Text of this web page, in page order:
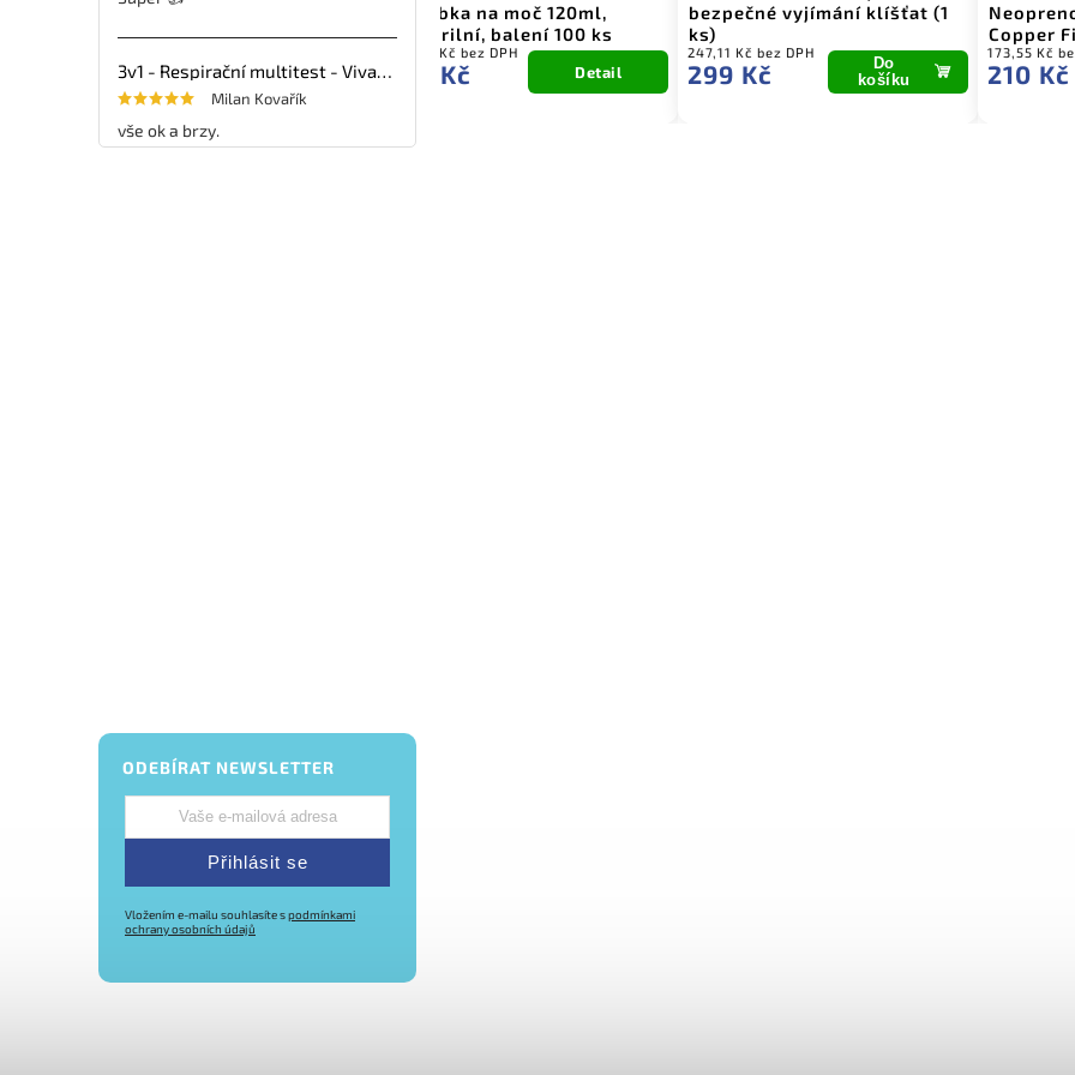
Milan Kovařík
vše ok a brzy.
ODEBÍRAT NEWSLETTER
Přihlásit se
Vložením e-mailu souhlasíte spodmínkami
ochrany osobních údajů
Korektor pro vzpřímené
držení těla
179 Kč
Do
košíku
Nádobka na moč 120ml,
nesterilní, balení 100 ks
338,39 Kč bez DPH
379 Kč Detail
bezpečné vyjímání klíšťat (1
ks)
247,11 Kč bez DPH
299 Kč
Do
košíku
Copper
173,55 Kč
210 Kč